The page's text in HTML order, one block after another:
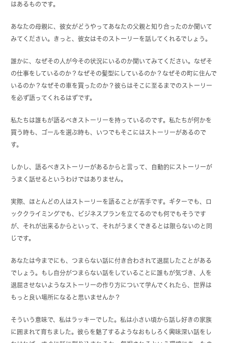
はあるものです。
あなたの母親に、彼女がどうやってあなたの父親と知り合ったのか聞いて
みてください。きっと、彼女はそのストーリーを話してくれるでしょう。
誰かに、なぜその人が今その状況にいるのか聞いてみてください。なぜそ
の仕事をしているのか？なぜその髪型にしているのか？なぜその町に住んで
いるのか？なぜその車を買ったのか？彼らはそこに至るまでのストーリー
を必ず語ってくれるはずです。
私たちは誰もが語るべきストーリーを持っているのです。私たちが何かを
買う時も、ゴールを選ぶ時も、いつでもそこにはストーリーがあるので
す。
しかし、語るべきストーリーがあるからと言って、自動的にストーリーが
うまく話せるというわけではありません。
実際、ほとんどの人はストーリーを語ることが苦手です。ギターでも、ロ
ッククライミングでも、ビジネスプランを立てるのでも何でもそうです
が、それが出来るからといって、それがうまくできるとは限らないのと同
じです。
あなたは今までにも、つまらない話に付き合わされて退屈したことがある
でしょう。もし自分がつまらない話をしていることに誰もが気づき、人を
退屈させないようなストーリーの作り方について学んでくれたら、世界は
もっと良い場所になると思いませんか？
そういう意味で、私はラッキーでした。私は小さい頃から話し好きの家族
に囲まれて育ちました。彼らを魅了するようなおもしろく興味深い話をし